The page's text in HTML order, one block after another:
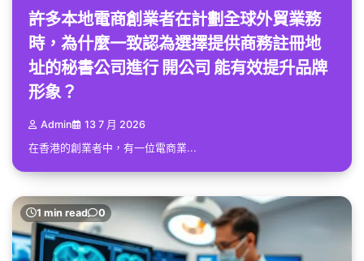
許多本地電商創業者在計劃全球外貿業務
時，為什麼一致認為選擇提供商務註冊地
址的秘書公司進行 開公司 能有效提升品牌
形象？
Admin 13 7 月 2026
在香港的創業者中，有一位電商業...
1 min read 0